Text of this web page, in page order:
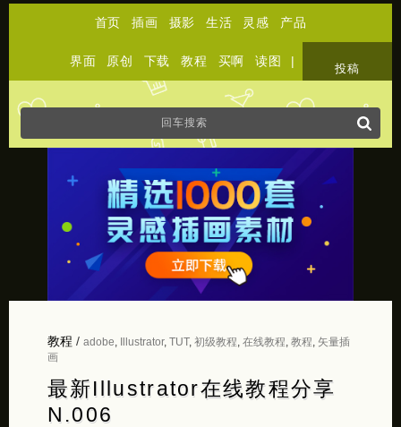
首页 插画 摄影 生活 灵感 产品
界面 原创 下载 教程 买啊 读图 |
投稿
教程 / adobe Illustrator, TUT, 初级教程 在线教程 教程
矢量插
画
最新Illustrator在线教程分享
N.006